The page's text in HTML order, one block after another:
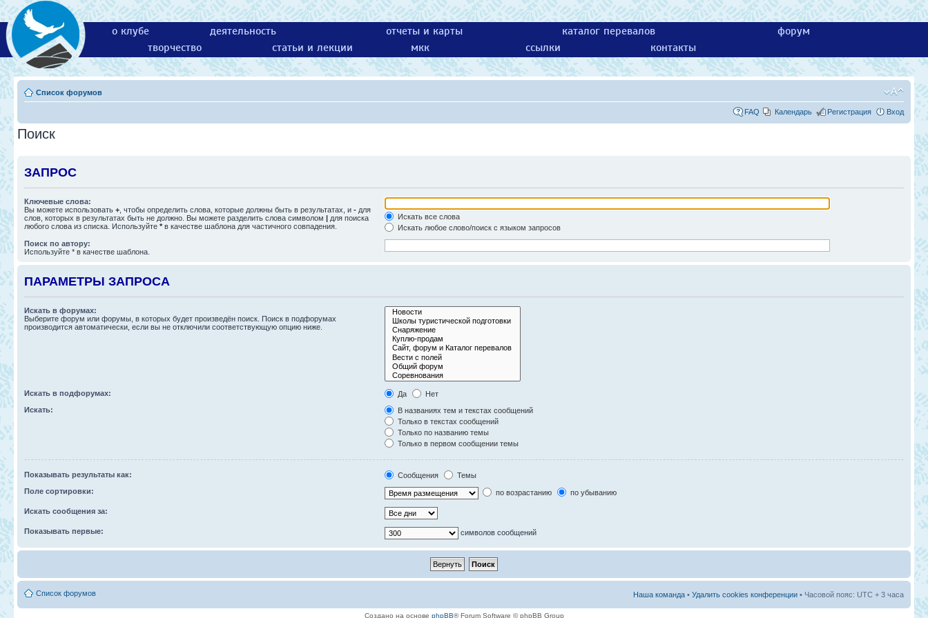
о клубе деятельность отчеты и карты каталог перевалов
форум
творчество
статьи и лекции мкк ссылки контакты
Список форумов
FAQ Календарь Регистрация Вход
Поиск
ЗАПРОС
Ключевые слова:
Вы можете использовать + , чтобы определить слова, которые должны быть в результатах, и - для
слов, которых в результатах быть не должно. Вы можете разделить слова символом | для поиска
любого слова из списка. Используйте * в качестве шаблона для частичного совпадения.
Искать все слова
Искать любое слово/поиск с языком запросов
Поиск по автору:
Используйте * в качестве шаблона.
ПАРАМЕТРЫ ЗАПРОСА
Искать в форумах:
Выберите форум или форумы, в которых будет произведён поиск. Поиск в подфорумах
производится автоматически, если вы не отключили соответствующую опцию ниже.
Искать в подфорумах: Да
Нет
Искать:
В названиях тем и текстах сообщений
Только в текстах сообщений
Только по названию темы
Только в первом сообщении темы
Показывать результаты как: Сообщения
Темы
Поле сортировки:
по возрастанию по убыванию
Искать сообщения за:
Показывать первые: символов сообщений
Список форумов Наша команда • Удалить cookies конференции • Часовой пояс: UTC + 3 часа
Создано на основе phpBB® Forum Software © phpBB Group